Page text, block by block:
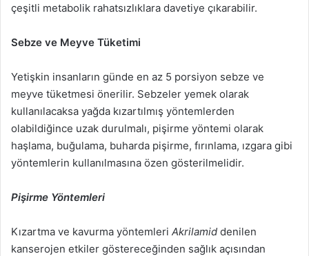
çeşitli metabolik rahatsızlıklara davetiye çıkarabilir.
Sebze ve Meyve Tüketimi
Yetişkin insanların günde en az 5 porsiyon sebze ve
meyve tüketmesi önerilir. Sebzeler yemek olarak
kullanılacaksa yağda kızartılmış yöntemlerden
olabildiğince uzak durulmalı, pişirme yöntemi olarak
haşlama, buğulama, buharda pişirme, fırınlama, ızgara gibi
yöntemlerin kullanılmasına özen gösterilmelidir.
Pişirme Yöntemleri
Kızartma ve kavurma yöntemleri Akrilamid denilen
kanserojen etkiler göstereceğinden sağlık açısından